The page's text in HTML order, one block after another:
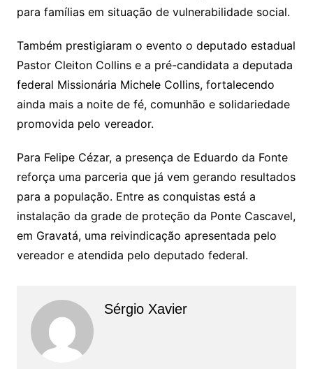
para famílias em situação de vulnerabilidade social.
Também prestigiaram o evento o deputado estadual
Pastor Cleiton Collins e a pré-candidata a deputada
federal Missionária Michele Collins, fortalecendo
ainda mais a noite de fé, comunhão e solidariedade
promovida pelo vereador.
Para Felipe Cézar, a presença de Eduardo da Fonte
reforça uma parceria que já vem gerando resultados
para a população. Entre as conquistas está a
instalação da grade de proteção da Ponte Cascavel,
em Gravatá, uma reivindicação apresentada pelo
vereador e atendida pelo deputado federal.
Sérgio Xavier